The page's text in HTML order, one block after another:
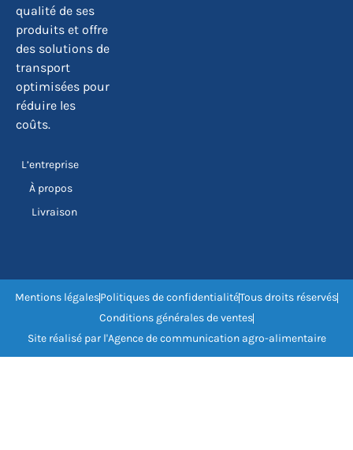
qualité de ses
produits et offre
des solutions de
transport
optimisées pour
réduire les
coûts.
L’entreprise
À propos
Livraison
Mentions légalesPolitiques de confidentialitéTous droits réservés
Conditions générales de ventes
Site réalisé par l'Agence de communication agro-alimentaire